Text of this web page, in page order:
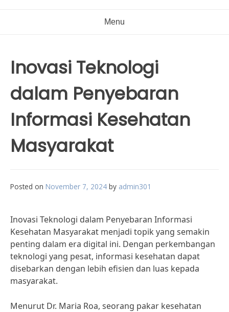
Menu
Inovasi Teknologi
dalam Penyebaran
Informasi Kesehatan
Masyarakat
Posted on November 7, 2024 by admin301
Inovasi Teknologi dalam Penyebaran Informasi
Kesehatan Masyarakat menjadi topik yang semakin
penting dalam era digital ini. Dengan perkembangan
teknologi yang pesat, informasi kesehatan dapat
disebarkan dengan lebih efisien dan luas kepada
masyarakat.
Menurut Dr. Maria Roa, seorang pakar kesehatan